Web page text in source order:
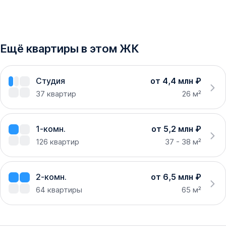
Ещё квартиры в этом ЖК
Студия от 4,4 млн ₽
37 квартир 26 м²
1-комн. от 5,2 млн ₽
126 квартир 37 - 38 м²
2-комн. от 6,5 млн ₽
64 квартиры 65 м²